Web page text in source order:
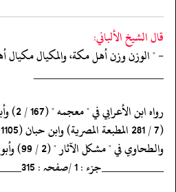
قال الشيخ الألباني:
- " الوزن وزن أهل مكة، والمكيال مكيال
‏‏‏‏_____________________
‏‏‏‏رواه ابن الأعرابي في " معجمه " (167 / 2) وأبو داود (2340) والنسائي
‏‏‏‏(7 / 281 المطبعة المصرية) وابن حبان (1105) والطبراني (3 / 202 / 1)
‏‏‏‏والطحاوي في " مشكل الآثار " (2 / 99) وأبو نعيم في " الحلية " (4 / 20)
‏‏‏‏__________جزء : 1 /صفحہ : 315__________